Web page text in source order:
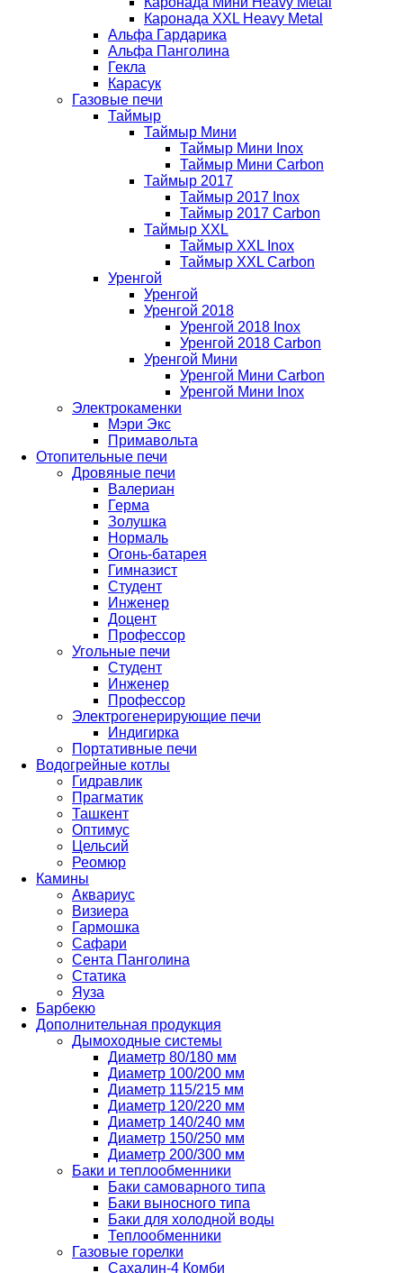
Каронада XXL Heavy Metal
Альфа Гардарика
Альфа Панголина
Гекла
Карасук
Газовые печи
Таймыр
Таймыр Мини
Таймыр Мини Inox
Таймыр Мини Carbon
Таймыр 2017
Таймыр 2017 Inox
Таймыр 2017 Carbon
Таймыр XXL
Таймыр XXL Inox
Таймыр XXL Carbon
Уренгой
Уренгой
Уренгой 2018
Уренгой 2018 Inox
Уренгой 2018 Carbon
Уренгой Мини
Уренгой Мини Carbon
Уренгой Мини Inox
Электрокаменки
Мэри Экс
Примавольта
Отопительные печи
Дровяные печи
Валериан
Герма
Золушка
Нормаль
Огонь-батарея
Гимназист
Студент
Инженер
Доцент
Профессор
Угольные печи
Студент
Инженер
Профессор
Электрогенерирующие печи
Индигирка
Портативные печи
Водогрейные котлы
Гидравлик
Прагматик
Ташкент
Оптимус
Цельсий
Реомюр
Камины
Аквариус
Визиера
Гармошка
Сафари
Сента Панголина
Статика
Яуза
Барбекю
Дополнительная продукция
Дымоходные системы
Диаметр 80/180 мм
Диаметр 100/200 мм
Диаметр 115/215 мм
Диаметр 120/220 мм
Диаметр 140/240 мм
Диаметр 150/250 мм
Диаметр 200/300 мм
Баки и теплообменники
Баки самоварного типа
Баки выносного типа
Баки для холодной воды
Теплообменники
Газовые горелки
Сахалин-4 Комби